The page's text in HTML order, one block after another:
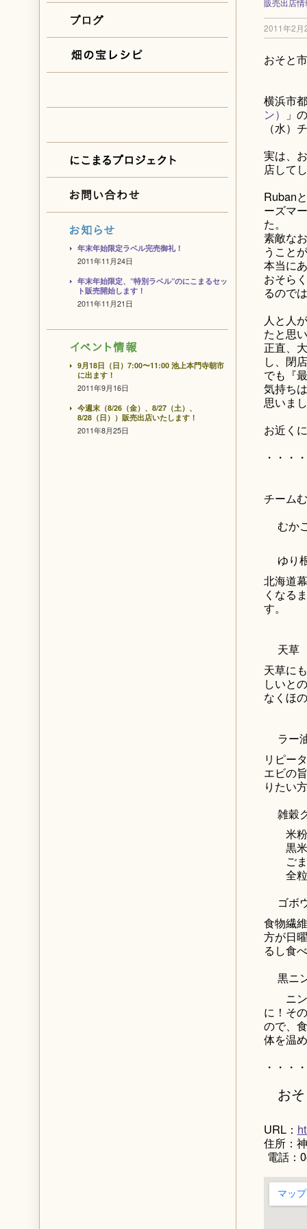
販売出店情
2011年2月
おそと
横浜市
ン）
」
（水）
実は、
店して
Ruban
ーズマ
た。
素敵な
うこと
本当に
おそら
るので
人と人
たと思
正直、
し、閉
でも『
気持ち
思いま
お近く
・・・
チーム
むか
ゆり
北海道
くなる
す。
天草
天草に
しいと
なくほ
ラー
リピー
エビの
りたい
雑穀
米粉
黒米
ごま
全粒
ゴボ
食物繊
方が日
るし食
黒ニ
ニン
に！そ
ので、
体を温
・・・
お
URL：
住所：
電話：
年末年始限定ラベル完売御礼！
2011年11月24日
年末年始限定、”特別ラベル”のにこまるセッ
ト販売開始します！
2011年11月21日
9月18日（日）7:00〜11:00 池上本門寺朝市
に出ます！
2011年9月16日
今週末（8/26（金）、8/27（土）、
8/28（日））販売出店いたします！
2011年8月25日